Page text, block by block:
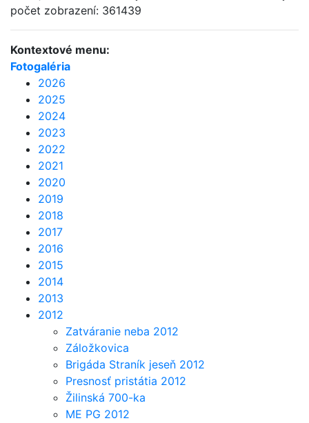
počet zobrazení: 361439
Kontextové menu:
Fotogaléria
2026
2025
2024
2023
2022
2021
2020
2019
2018
2017
2016
2015
2014
2013
2012
Zatváranie neba 2012
Záložkovica
Brigáda Straník jeseň 2012
Presnosť pristátia 2012
Žilinská 700-ka
ME PG 2012